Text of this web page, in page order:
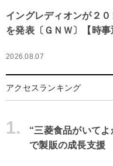
イングレディオンが２
を発表〔ＧＮＷ〕【時事
2026.08.07
アクセスランキング
1.
“三菱食品がいて
で製販の成長支援